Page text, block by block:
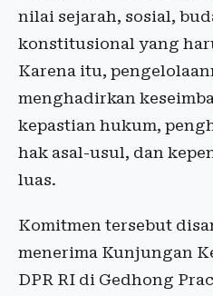
nilai sejarah, sosial,
konstitusional yang
Karena itu,
menghadirkan
kepastian hukum,
hak asal-usul, dan
luas.
Komitmen tersebut
menerima Kunjungan
DPR RI di Gedhong